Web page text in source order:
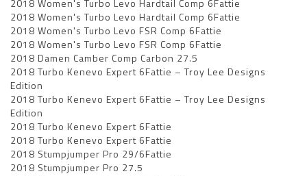
2018 Women's Turbo Levo Hardtail Comp 6Fattie
2018 Women's Turbo Levo FSR Comp 6Fattie
2018 Women's Turbo Levo FSR Comp 6Fattie
2018 Damen Camber Comp Carbon 27.5
2018 Turbo Kenevo Expert 6Fattie – Troy Lee Designs
Edition
2018 Turbo Kenevo Expert 6Fattie – Troy Lee Designs
Edition
2018 Turbo Kenevo Expert 6Fattie
2018 Turbo Kenevo Expert 6Fattie
2018 Stumpjumper Pro 29/6Fattie
2018 Stumpjumper Pro 27.5